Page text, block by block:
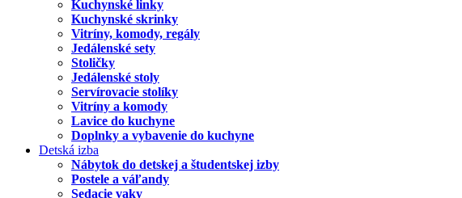
Kuchynské linky
Kuchynské skrinky
Vitríny, komody, regály
Jedálenské sety
Stoličky
Jedálenské stoly
Servírovacie stolíky
Vitríny a komody
Lavice do kuchyne
Doplnky a vybavenie do kuchyne
Detská izba
Nábytok do detskej a študentskej izby
Postele a váľandy
Sedacie vaky